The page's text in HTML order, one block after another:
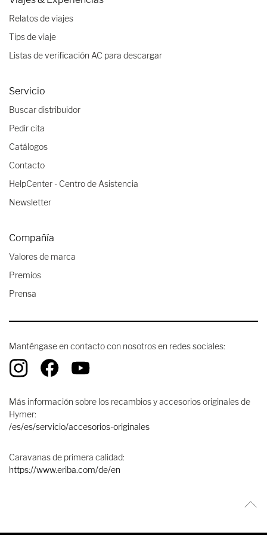
Relatos de viajes
Tips de viaje
Listas de verificación AC para descargar
Servicio
Buscar distribuidor
Pedir cita
Catálogos
Contacto
HelpCenter - Centro de Asistencia
Newsletter
Compañía
Valores de marca
Premios
Prensa
Manténgase en contacto con nosotros en redes sociales:
Más información sobre los recambios y accesorios originales de
Hymer:
/es/es/servicio/accesorios-originales
Caravanas de primera calidad:
https://www.eriba.com/de/en